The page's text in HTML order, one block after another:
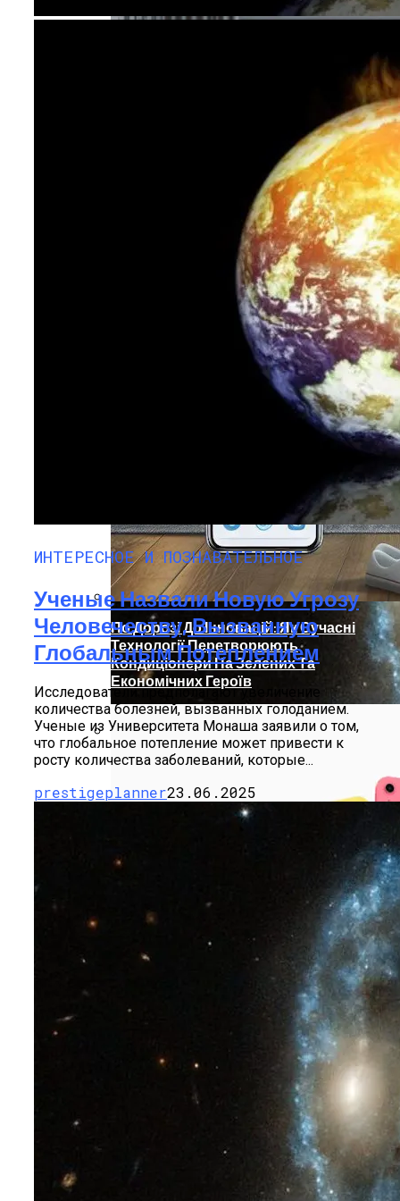
Ученые Назвали Новую Угрозу
Человечеству, Вызванную
Глобальным Потеплением
Телескоп «Хаббл» Показал Необычную
По Дорозі До Інновацій: Як Сучасні
Технології Перетворюють
Кондиціонери На Зелених Та
Економічних Героїв
ИНТЕРЕСНОЕ И ПОЗНАВАТЕЛЬНОЕ
Ученые Назвали Новую Угрозу
Человечеству, Вызванную
Глобальным Потеплением
Исследователи предполагают увеличение
количества болезней, вызванных голоданием.
Ученые из Университета Монаша заявили о том,
что глобальное потепление может привести к
росту количества заболеваний, которые...
prestigeplanner23.06.2025